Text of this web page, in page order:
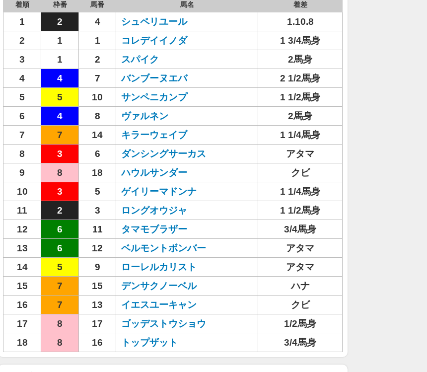
着順 枠番 馬番 馬名 着差
1 2 4 シュペリユール
1.10.8
2
1 1 コレデイイノダ
1 3/4馬身
3
1 2 スパイク
2馬身
4
4 7 バンブーヌエバ
2 1/2馬身
5
5 10 サンペニカンプ
1 1/2馬身
6
4 8 ヴァルネン
2馬身
7
7 14 キラーウェイブ
1 1/4馬身
8
3 6 ダンシングサーカス
アタマ
9
8 18 ハウルサンダー
クビ
10
3 5 ゲイリーマドンナ
1 1/4馬身
11
2 3 ロングオウジャ
1 1/2馬身
12
6 11 タマモブラザー
3/4馬身
13
6 12 ベルモントボンバー
アタマ
14
5 9 ローレルカリスト
アタマ
15
7 15 デンサクノーベル
ハナ
16
7 13 イエスユーキャン
クビ
17
8 17 ゴッデストウショウ
1/2馬身
18
8 16 トップザット 3/4馬身